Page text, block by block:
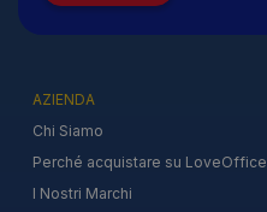
AZIENDA
Chi Siamo
Perché acquistare su LoveOffice
I Nostri Marchi